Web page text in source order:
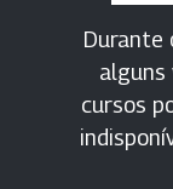
Durante
alguns
cursos